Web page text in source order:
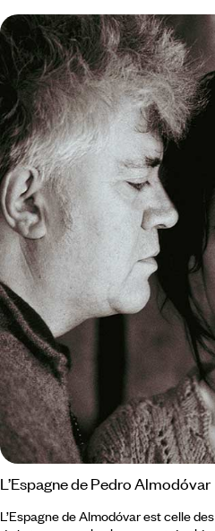
et soufflent entre les oliveraies
Pradera, les jeunes Gatos (surnom
maillot blanc floqué du numéro de
L’Espagne de Pedro Almodóvar
L’Espagne de Almodóvar est celle